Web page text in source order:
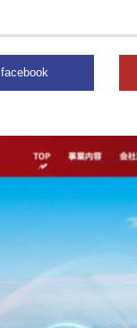
facebook